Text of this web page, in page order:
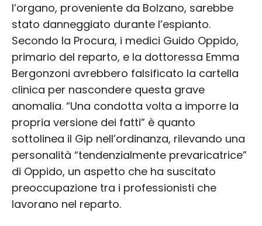
l’organo, proveniente da Bolzano, sarebbe
stato danneggiato durante l’espianto.
Secondo la Procura, i medici Guido Oppido,
primario del reparto, e la dottoressa Emma
Bergonzoni avrebbero falsificato la cartella
clinica per nascondere questa grave
anomalia. “Una condotta volta a imporre la
propria versione dei fatti” è quanto
sottolinea il Gip nell’ordinanza, rilevando una
personalità “tendenzialmente prevaricatrice”
di Oppido, un aspetto che ha suscitato
preoccupazione tra i professionisti che
lavorano nel reparto.